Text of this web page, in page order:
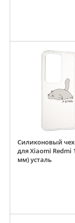
Силиконовый
для Xiaomi Redmi
мм) усталь